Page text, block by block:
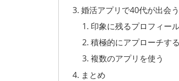
婚活アプリで40代が出会
印象に残るプロフィー
積極的にアプローチする
複数のアプリを使う
まとめ